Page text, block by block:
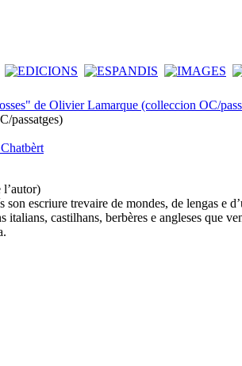
de Olivier Lamarque (colleccion OC/
passatges)
escriure trevaire de mondes, de lengas e
italians, castilhans, berbères e angleses